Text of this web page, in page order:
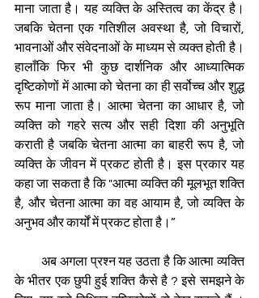
माना जाता है। यह व्यक्ति के अस्तित्व का केंद्र है।
जबकि चेतना एक गतिशील अवस्था है, जो विचारों,
भावनाओं और संवेदनाओं के माध्यम से व्यक्त होती है।
हालाँकि फिर भी कुछ दार्शनिक और आध्यात्मिक
दृष्टिकोणों में आत्मा को चेतना का ही सर्वोच्च और शुद्ध
रूप माना जाता है। आत्मा चेतना का आधार है, जो
व्यक्ति को गहरे सत्य और सही दिशा की अनुभूति
कराती है जबकि चेतना आत्मा का बाहरी रूप है, जो
व्यक्ति के जीवन में प्रकट होती है। इस प्रकार यह
कहा जा सकता है कि "आत्मा व्यक्ति की मूलभूत शक्ति
है, और चेतना आत्मा का वह आयाम है, जो व्यक्ति के
अनुभव और कार्यों में प्रकट होता है।”
अब अगला प्रश्न यह उठता है कि आत्मा व्यक्ति
के भीतर एक छुपी हुई शक्ति कैसे है ? इसे समझने के